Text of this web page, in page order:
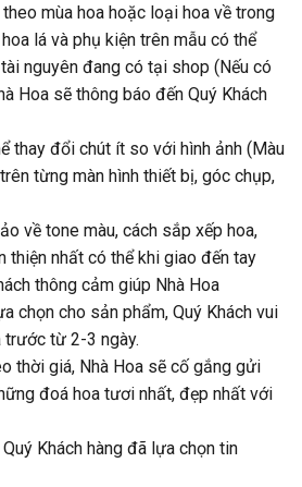
mùa hoa hoặc loại hoa về trong
lá và phụ kiện trên mẫu có thể
nguyên đang có tại shop (Nếu có
Hoa sẽ thông báo đến Quý Khách
thay đổi chút ít so với hình ảnh (Màu
từng màn hình thiết bị, góc chụp,
về tone màu, cách sắp xếp hoa,
thiện nhất có thể khi giao đến tay
thông cảm giúp Nhà Hoa
chọn cho sản phẩm, Quý Khách vui
trước từ 2-3 ngày.
thời giá, Nhà Hoa sẽ cố gắng gửi
đoá hoa tươi nhất, đẹp nhất với
Khách hàng đã lựa chọn tin